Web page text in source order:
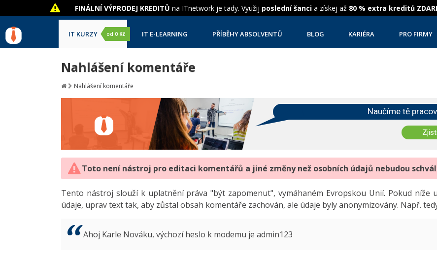
FINÁLNÍ VÝPRODEJ KREDITŮ na ITnetwork je tady. Využij poslední šanci a získej až 80 % extra kreditů
IT KURZY od 0 Kč IT E-LEARNING PŘÍBĚHY ABSOLVENTŮ BLOG KARIÉRA PRO FIRMY
Nahlášení komentáře
Nahlášení komentáře
Naučíme tě
Toto není nástroj pro editaci komentářů a jiné změny než osobních údajů nebudou
Tento nástroj slouží k uplatnění práva "být zapomenut", vymáhaném Evropskou Unií. Pokud níže
údaje, uprav text tak, aby zůstal obsah komentáře zachován, ale údaje byly anonymizovány. Např.
Ahoj Karle Nováku, výchozí heslo k modemu je admin123